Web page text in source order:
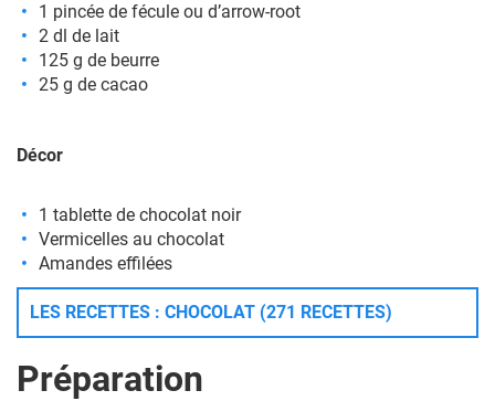
1 pincée de fécule ou d’arrow-root
2 dl de lait
125 g de beurre
25 g de cacao
Décor
1 tablette de chocolat noir
Vermicelles au chocolat
Amandes effilées
LES RECETTES : CHOCOLAT (271 RECETTES)
Préparation